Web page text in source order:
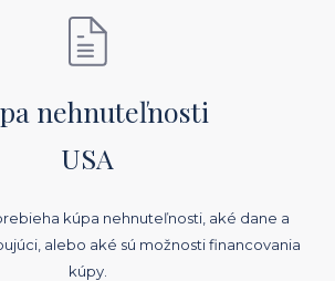
nehnuteľnosti
USA
kúpa nehnuteľnosti, aké dane a
alebo aké sú možnosti financovania
kúpy.